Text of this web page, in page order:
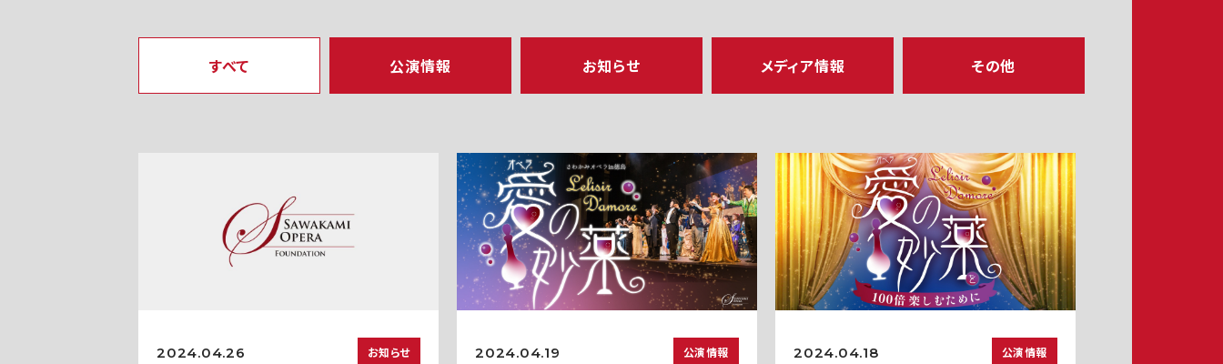
すべて 公演情報 お知らせ メディア情報 その他
2024.04.26 お知らせ 2024.04.19 公演情報 2024.04.18 公演情報